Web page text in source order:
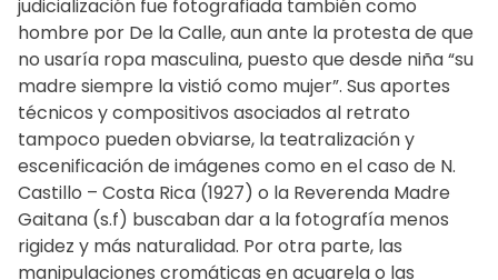
judicialización fue fotografiada también como
hombre por De la Calle, aun ante la protesta de que
no usaría ropa masculina, puesto que desde niña “su
madre siempre la vistió como mujer”. Sus aportes
técnicos y compositivos asociados al retrato
tampoco pueden obviarse, la teatralización y
escenificación de imágenes como en el caso de N.
Castillo – Costa Rica (1927) o la Reverenda Madre
Gaitana (s.f) buscaban dar a la fotografía menos
rigidez y más naturalidad. Por otra parte, las
manipulaciones cromáticas en acuarela o las